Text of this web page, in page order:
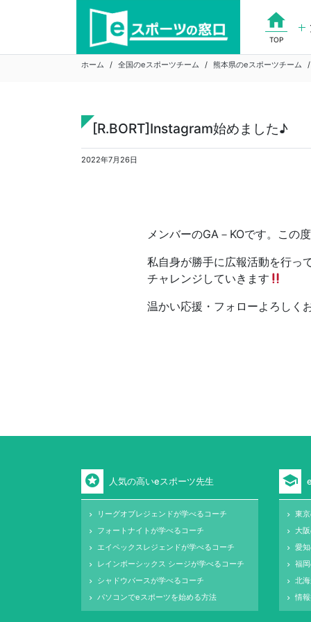
home
TOP
ホーム 全国のeスポーツチーム 熊本県のeスポーツチーム
[R.BORT]Instagram始めました♪
2022年7月26日
メンバーのGA－KOです。この
私自身が勝手に広報活動を行っ
チャレンジしていきます
温かい応援・フォローよろしく
stars 人気の高いeスポーツ先生
keyboard_arrow_right リーグオブレジェンドが学べるコーチ
keyboard_arrow_right フォートナイトが学べるコーチ
keyboard_arrow_right エイペックスレジェンドが学べるコーチ
keyboard_arrow_right レインボーシックス シージが学べるコーチ
keyboard_arrow_right シャドウバースが学べるコーチ
keyboard_arrow_right パソコンでeスポーツを始める方法
school
keyboard_arrow_right 東
keyboard_arrow_right 大
keyboard_arrow_right 愛
keyboard_arrow_right 福
keyboard_arrow_right 北
keyboard_arrow_right 情